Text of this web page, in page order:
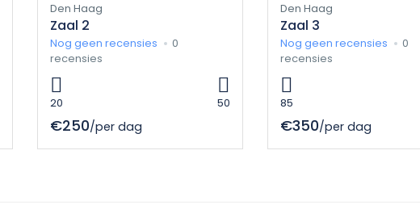
Den Haag
Zaal 2
Nog geen recensies
0
recensies
20 50
€250/per dag
Den Haag
Zaal 3
Nog geen recensies
0
recensies
85
€350/per dag